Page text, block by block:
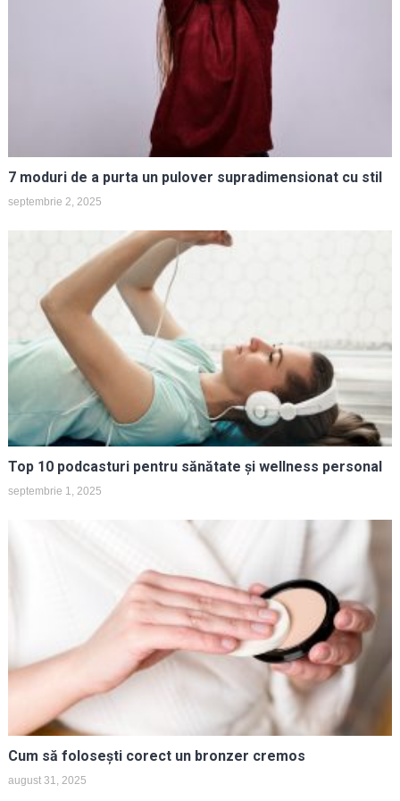
7 moduri de a purta un pulover supradimensionat cu stil
septembrie 2, 2025
Top 10 podcasturi pentru sănătate și wellness personal
septembrie 1, 2025
Cum să folosești corect un bronzer cremos
august 31, 2025